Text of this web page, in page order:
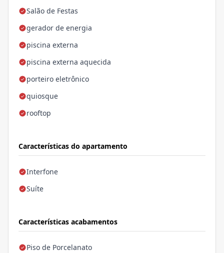
Salão de Festas
gerador de energia
piscina externa
piscina externa aquecida
porteiro eletrônico
quiosque
rooftop
Características do apartamento
Interfone
Suíte
Características acabamentos
Piso de Porcelanato